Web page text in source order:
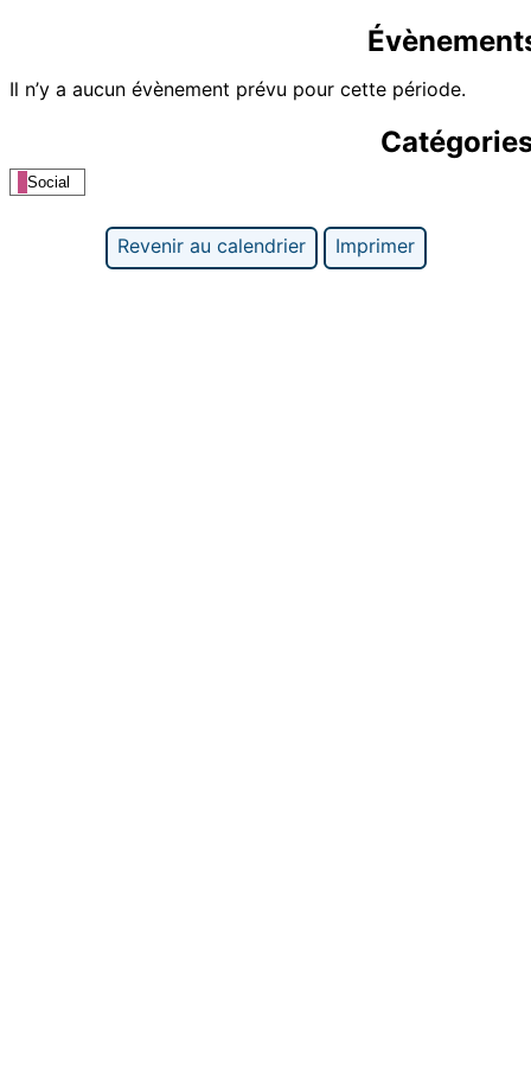
Il n’y a aucun évènement prévu pour cette période.
Social
Revenir au calendrier Imprimer